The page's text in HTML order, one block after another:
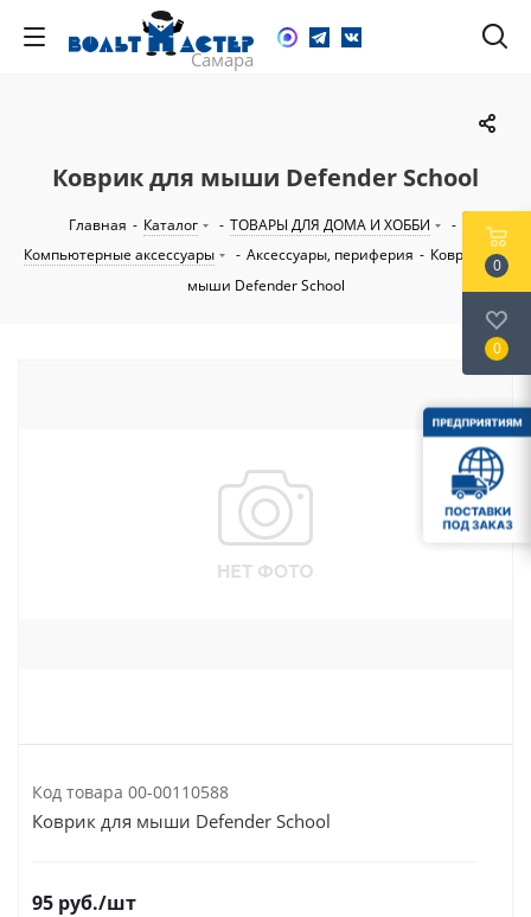
Коврик для мыши Defender School
Главная - Каталог - ТОВАРЫ ДЛЯ ДОМА И ХОББИ
-
Компьютерные аксессуары
- Аксессуары, периферия - Коврик для
мыши Defender School
Код товара 00-00110588
Коврик для мыши Defender School
95 руб./шт
0
0